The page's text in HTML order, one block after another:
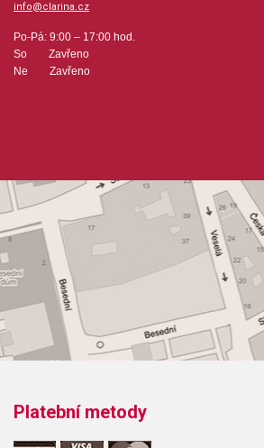
info@clarina.cz
Po-Pá: 9:00 – 17:00 hod.
So Zavřeno
Ne Zavřeno
Platební metody